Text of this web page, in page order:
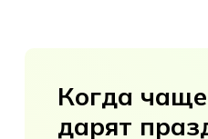
Когда чаще
дарят